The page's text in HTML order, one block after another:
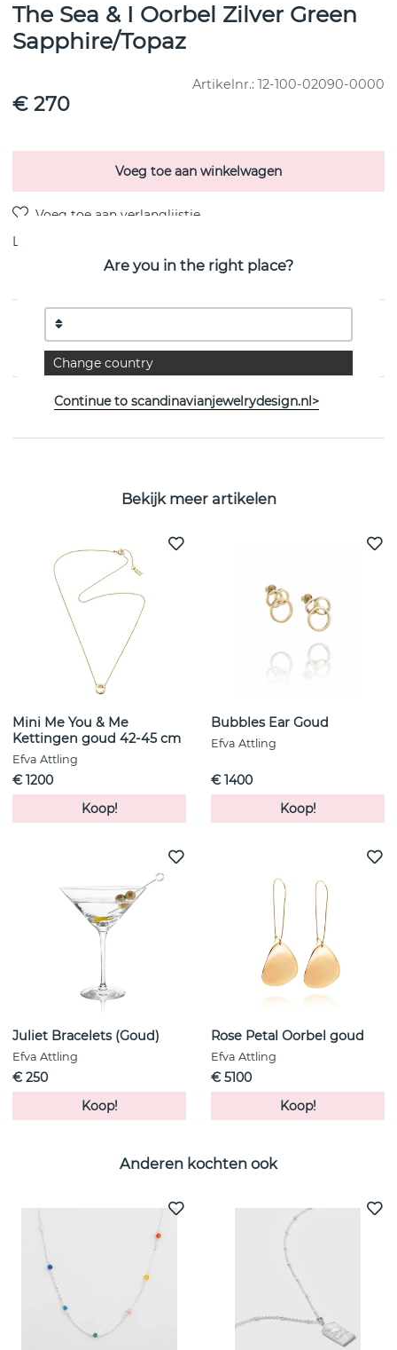
The Sea & I Oorbel Zilver Green
Sapphire/Topaz
Artikelnr.: 12-100-02090-0000
€ 270
Voeg toe aan winkelwagen
Levering:
PRODUCTOMSCHRIJVING
van het Zweedse Efva Attling
EIGENSCHAPPEN
Bekijk meer artikelen
Mini Me You & Me
Kettingen goud 42-45 cm
Efva Attling
€ 1200
Koop!
Bubbles Ear Goud
Efva Attling
€ 1400
Koop!
Juliet Bracelets (Goud)
Efva Attling
€ 250
Koop!
Rose Petal Oorbel goud
Efva Attling
€ 5100
Koop!
Anderen kochten ook
Are you in the right place?
Change country
Continue to scandinavianjewelrydesign.nl>